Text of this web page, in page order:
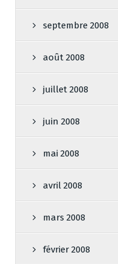
septembre 2008
août 2008
juillet 2008
juin 2008
mai 2008
avril 2008
mars 2008
février 2008